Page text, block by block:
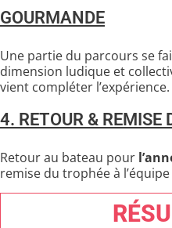
GOURMANDE
Une partie du parcours se
dimension ludique et
vient compléter l’expérience.
4. RETOUR &
Retour au bateau pour
remise du trophée à